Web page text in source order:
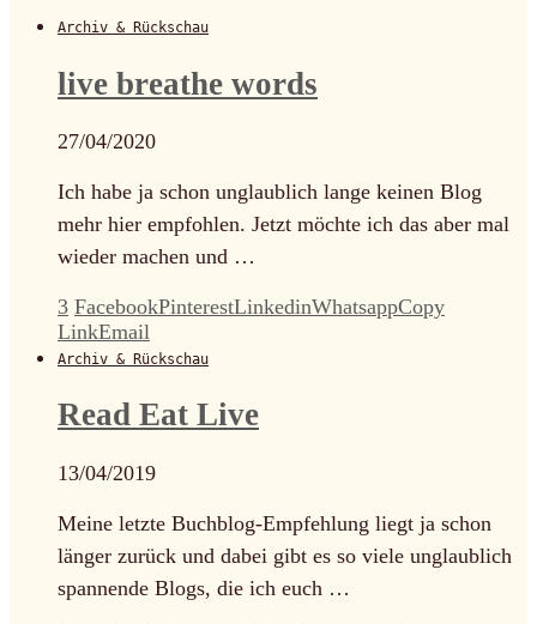
Archiv & Rückschau
live breathe words
27/04/2020
Ich habe ja schon unglaublich lange keinen Blog
mehr hier empfohlen. Jetzt möchte ich das aber mal
wieder machen und …
3 FacebookPinterestLinkedinWhatsappCopy
LinkEmail
Archiv & Rückschau
Read Eat Live
13/04/2019
Meine letzte Buchblog-Empfehlung liegt ja schon
länger zurück und dabei gibt es so viele unglaublich
spannende Blogs, die ich euch …